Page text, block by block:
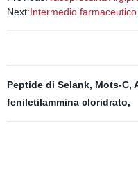
Next:Intermedio
Peptide di Selank, Mots-C,
feniletilammina cloridrato,